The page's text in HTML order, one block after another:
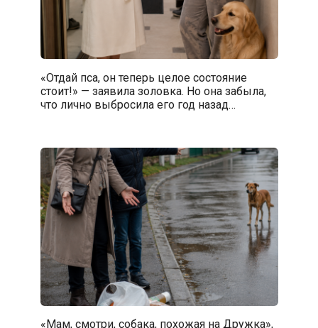
«Отдай пса, он теперь целое состояние
стоит!» — заявила золовка. Но она забыла,
что лично выбросила его год назад…
«Мам, смотри, собака, похожая на Дружка»,